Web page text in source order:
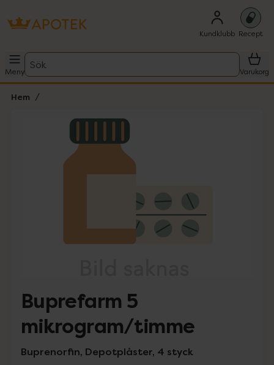
Kundklubb Recept
Meny
Sök
Varukorg
Hem
Lista: . Innehåller 1 objekt.
Buprefarm 5
mikrogram/timme
Buprenorfin, Depotplåster, 4 styck